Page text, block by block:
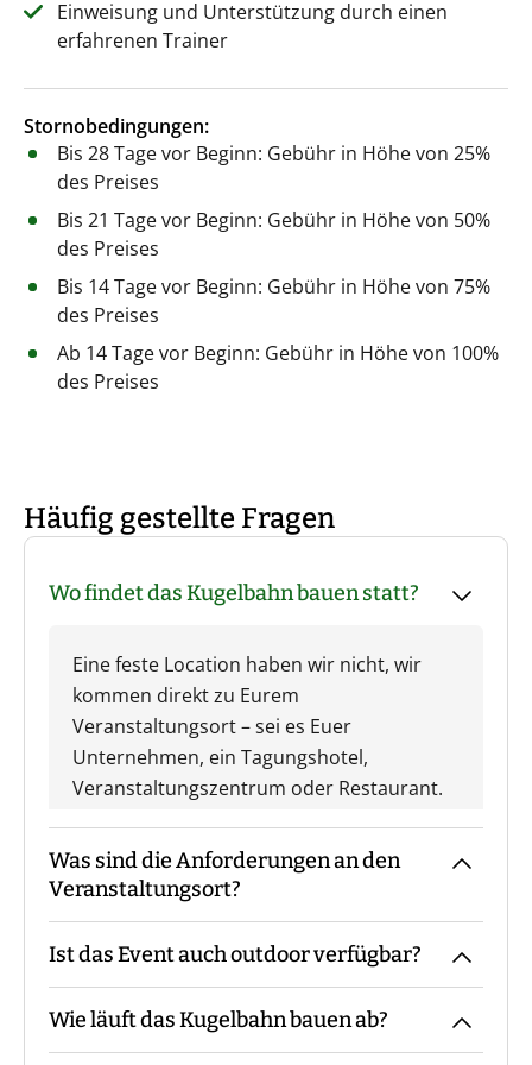
Einweisung und Unterstützung durch einen
erfahrenen Trainer
Stornobedingungen:
Bis 28 Tage vor Beginn: Gebühr in Höhe von 25%
des Preises
Bis 21 Tage vor Beginn: Gebühr in Höhe von 50%
des Preises
Bis 14 Tage vor Beginn: Gebühr in Höhe von 75%
des Preises
Ab 14 Tage vor Beginn: Gebühr in Höhe von 100%
des Preises
Häufig gestellte Fragen
Wo findet das Kugelbahn bauen statt?
Eine feste Location haben wir nicht, wir
kommen direkt zu Eurem
Veranstaltungsort – sei es Euer
Unternehmen, ein Tagungshotel,
Veranstaltungszentrum oder Restaurant.
Was sind die Anforderungen an den
Veranstaltungsort?
Der Veranstaltungsort braucht genügend
freie Fäche, um die Kugelbahn zu bauen.
Optional können auch Tische in den Bau
integriert werden. Als Richtwert können
Ist das Event auch outdoor verfügbar?
Wir führen das Event aufgrund seines
Charakters nur indoor durch.
Wie läuft das Kugelbahn bauen ab?